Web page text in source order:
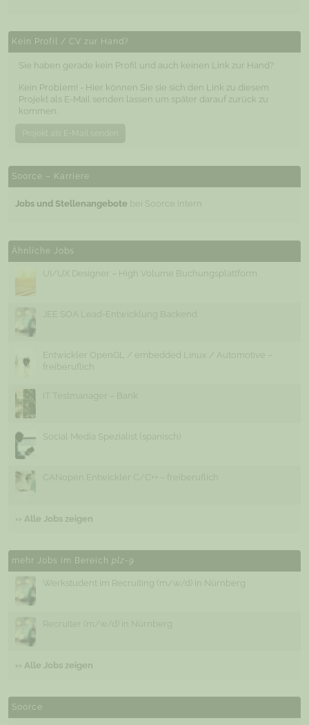
Kein Profil / CV zur Hand?
Sie haben gerade kein Profil und auch keinen Link zur Hand?
Kein Problem! - Hier können Sie sie sich den Link zu diesem
Projekt als E-Mail senden lassen um später darauf zurück zu
kommen.
Soorce – Karriere
Jobs und Stellenangebote bei Soorce intern
Ähnliche Jobs
UI/UX Designer – High Volume Buchungsplattform
JEE SOA Lead-Entwicklung Backend
Entwickler OpenGL / embedded Linux / Automotive –
freiberuflich
IT Testmanager – Bank
Social Media Spezialist (spanisch)
CANopen Entwickler C/C++ – freiberuflich
›› Alle Jobs zeigen
mehr Jobs im Bereich plz-9
Werkstudent im Recruiting (m/w/d) in Nürnberg
Recruiter (m/w/d) in Nürnberg
›› Alle Jobs zeigen
Soorce